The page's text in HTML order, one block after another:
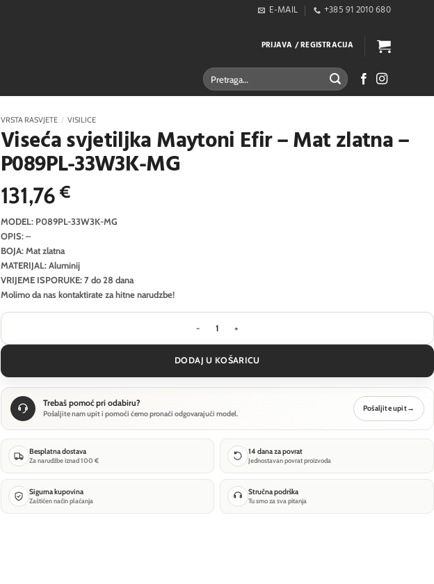
E-MAIL +385 91 2010 680
PRIJAVA / REGISTRACIJA
Pretraži:
VRSTA RASVJETE / VISILICE
Viseća svjetiljka Maytoni Efir – Mat zlatna –
P089PL-33W3K-MG
131,76€
MODEL: P089PL-33W3K-MG
OPIS: –
BOJA: Mat zlatna
MATERIJAL: Aluminij
VRIJEME ISPORUKE: 7 do 28 dana
Molimo da nas kontaktirate za hitne narudzbe!
Viseća svjetiljka Maytoni Efir - Mat zlatna -
DODAJ U KOŠARICU
Trebaš pomoć pri odabiru?
Pošaljite nam upit i pomoći ćemo pronaći odgovarajući model.
Pošaljite upit→
Besplatna dostava
Za narudžbe iznad 100 €
14 dana za povrat
Jednostavan povrat proizvoda
Sigurna kupovina
Zaštićen način plaćanja
Stručna podrška
Tu smo za sva pitanja